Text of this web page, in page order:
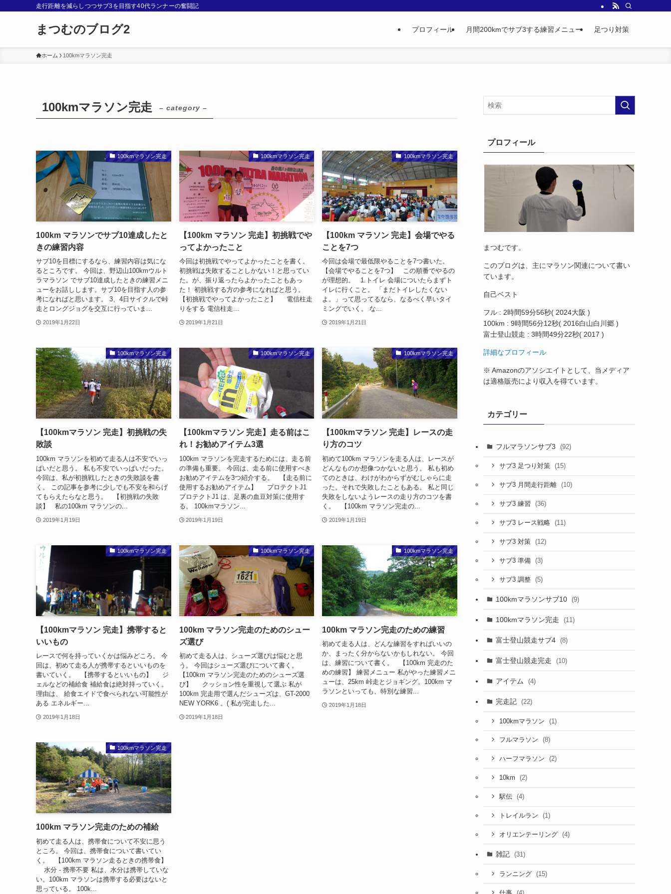
走行距離を減らしつつサブ3を目指す40代ランナーの奮闘記
まつむのブログ2 プロフィール 月間200kmでサブ3する練習メニュー 足つり対策
ホーム 100kmマラソン完走
100kmマラソン完走 – category –
100kmマラソン完走
100km マラソンでサブ10達成したと
きの練習内容
サブ10を目標にするなら、練習内容は気にな
るところです。 今回は、野辺山100kmウルト
ラマラソン でサブ10達成したときの練習メニ
ューをお話しします。サブ10を目指す人の参
考になればと思います。 3、4日サイクルで峠
走とロングジョグを交互に行っていま...
2019年1月22日
100kmマラソン完走
【100km マラソン 完走】初挑戦でや
ってよかったこと
今回は初挑戦でやってよかったことを書く。
初挑戦は失敗することしかない！と思ってい
た。が、振り返ったらよかったこともあっ
た！ 初挑戦する方の参考になればと思う。
【初挑戦でやってよかったこと】 電信柱走
りをする 電信柱走...
2019年1月21日
100kmマラソン完走
【100km マラソン 完走】会場でやる
ことを7つ
今回は会場で最低限やることを7つ書いた。
【会場でやることを7つ】 この順番でやるの
が理想的。 1.トイレ 会場についたらまずト
イレに行くこと。 「まだトイレしたくない
よ。」って思ってるなら、なるべく早いタイ
ミングでいく。 な...
2019年1月21日
100kmマラソン完走
【100kmマラソン 完走】初挑戦の失
敗談
100km マラソンを初めて走る人は不安でいっ
ぱいだと思う。 私も不安でいっぱいだった。
今回は、私が初挑戦したときの失敗談を書
く。 この記事を参考に少しでも不安を和らげ
てもらえたらなと思う。 【初挑戦の失敗
談】 私の100km マラソンの...
2019年1月19日
100kmマラソン完走
【100kmマラソン 完走】走る前はこ
れ！お勧めアイテム3選
100km マラソンを完走するためには、走る前
の準備も重要。 今回は、走る前に使用すべき
お勧めアイテムを3つ紹介する。 【走る前に
使用するお勧めアイテム】 プロテクトJ1
プロテクトJ1 は、足裏の血豆対策に使用す
る。 100kmマラソン...
2019年1月19日
100kmマラソン完走
【100kmマラソン 完走】レースの走
り方のコツ
初めて100km マラソンを走る人は、レースが
どんなものか想像つかないと思う。 私も初め
てのときは、わけがわからずがむしゃらに走
った。それで失敗したこともある。 私と同じ
失敗をしないようレースの走り方のコツを書
く。 【100km マラソン完走の...
2019年1月19日
100kmマラソン完走
【100kmマラソン 完走】携帯すると
いいもの
レースで何を持っていくかは悩みどころ。 今
回は、初めて走る人が携帯するといいものを
書いていく。 【携帯するといいもの】 ジ
ェルなどの補給食 補給食は絶対持っていく。
理由は、 給食エイドで食べられない可能性が
ある エネルギー...
2019年1月18日
100kmマラソン完走
100km マラソン完走のためのシュー
ズ選び
初めて走る人は、シューズ選びは悩むと思
う。 今回はシューズ選びについて書く。
【100km マラソン完走のためのシューズ選
び】 クッション性を重視して選ぶ 私が
100km 完走用で選んだシューズは、GT-2000
NEW YORK6 。( 私が完走した...
2019年1月18日
100kmマラソン完走
100km マラソン完走のための練習
初めて走る人は、どんな練習をすればいいの
か、まったく分からないかもしれない。 今回
は、練習について書く。 【100km 完走のた
めの練習】 練習メニュー 私がやった練習メニ
ューは、25km 峠走とジョギング。100km マ
ラソンといっても、特別な練習...
2019年1月18日
100kmマラソン完走
100km マラソン完走のための補給
初めて走る人は、携帯食について不安に思う
ところ。 今回は、携帯食について書いてい
く。 【100km マラソン走るときの携帯食】
水分 - 携帯不要 私は、水分は携帯していな
い。100km マラソンは携帯する必要はないと
思っている。 100k...
プロフィール
まつむです。
このブログは、主にマラソン関連について書い
ています。
自己ベスト
フル : 2時間59分56秒( 2024大阪 )
100km : 9時間56分12秒( 2016白山白川郷 )
富士登山競走 : 3時間49分22秒( 2017 )
詳細なプロフィール
※ Amazonのアソシエイトとして、当メディア
は適格販売により収入を得ています。
カテゴリー
フルマラソンサブ3 (92)
サブ3 足つり対策 (15)
サブ3 月間走行距離 (10)
サブ3 練習 (36)
サブ3 レース戦略 (11)
サブ3 対策 (12)
サブ3 準備 (3)
サブ3 調整 (5)
100kmマラソンサブ10 (9)
100kmマラソン完走 (11)
富士登山競走サブ4 (8)
富士登山競走完走 (10)
アイテム (4)
完走記 (22)
100kmマラソン (1)
フルマラソン (8)
ハーフマラソン (2)
10km (2)
駅伝 (4)
トレイルラン (1)
オリエンテーリング (4)
雑記 (31)
ランニング (15)